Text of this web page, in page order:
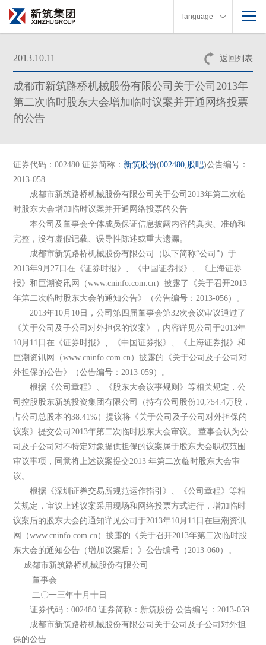
language
返回列表
2013.10.11
成都市新筑路桥机械股份有限公司关于公司2013年
第二次临时股东大会增加临时议案并开通网络投票
的公告
证券代码：002480 证券简称： 新筑股份(002480,股吧)公告编号：
2013-058
成都市新筑路桥机械股份有限公司关于公司2013年第二次临
时股东大会增加临时议案并开通网络投票的公告
本公司及董事会全体成员保证信息披露内容的真实、准确和
完整，没有虚假记载、误导性陈述或重大遗漏。
成都市新筑路桥机械股份有限公司（以下简称“公司”）于
2013年9月27日在《证券时报》、《中国证券报》、《上海证券
报》和巨潮资讯网（www.cninfo.com.cn）披露了《关于召开2013
年第二次临时股东大会的通知公告》（公告编号：2013-056）。
2013年10月10日，公司第四届董事会第32次会议审议通过了
《关于公司及子公司对外担保的议案》，内容详见公司于2013年
10月11日在《证券时报》、《中国证券报》、《上海证券报》和
巨潮资讯网（www.cninfo.com.cn）披露的《关于公司及子公司对
外担保的公告》（公告编号：2013-059）。
根据《公司章程》、《股东大会议事规则》等相关规定，公
司控股股东新筑投资集团有限公司（持有公司股份10,754.4万股，
占公司总股本的38.41%）提议将《关于公司及子公司对外担保的
议案》提交公司2013年第二次临时股东大会审议。 董事会认为公
司及子公司对不特定对象提供担保的议案属于股东大会职权范围
审议事项，同意将上述议案提交2013 年第二次临时股东大会审
议。
根据《深圳证券交易所规范运作指引》、《公司章程》等相
关规定，审议上述议案采用现场和网络投票方式进行，增加临时
议案后的股东大会的通知详见公司于2013年10月11日在巨潮资讯
网（www.cninfo.com.cn）披露的《关于召开2013年第二次临时股
东大会的通知公告（增加议案后）》公告编号（2013-060）。
成都市新筑路桥机械股份有限公司
董事会
二〇一三年十月十日
证券代码：002480 证券简称：新筑股份 公告编号：2013-059
成都市新筑路桥机械股份有限公司关于公司及子公司对外担
保的公告